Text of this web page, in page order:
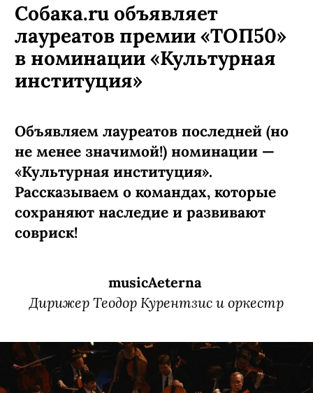
Собака.ru объявляет
лауреатов премии «ТОП50»
в номинации «Культурная
институция»
Объявляем лауреатов последней (но
не менее значимой!) номинации —
«Культурная институция».
Рассказываем о командах, которые
сохраняют наследие и развивают
совриск!
musicAeterna
Дирижер Теодор Курентзис и оркестр